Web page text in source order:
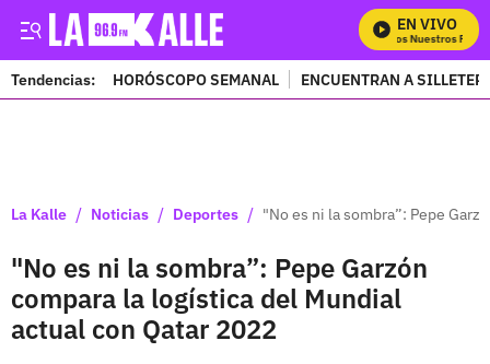
EN VIVO
Mira Todos Nuestros
Tendencias: HORÓSCOPO SEMANAL ENCUENTRAN A
La Kalle / Noticias / Deportes / "No es ni la sombra”: Pepe
"No es ni la sombra”: Pepe Garzón
compara la logística del Mundial
actual con Qatar 2022